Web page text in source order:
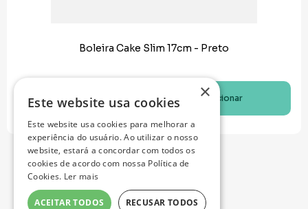
Boleira Cake Slim 17cm - Preto
R$16,90 Adicionar
×
Este website usa cookies
Este website usa cookies para melhorar a
experiência do usuário. Ao utilizar o nosso
website, estará a concordar com todos os
cookies de acordo com nossa Política de
Cookies. Ler mais
ACEITAR TODOS RECUSAR TODOS